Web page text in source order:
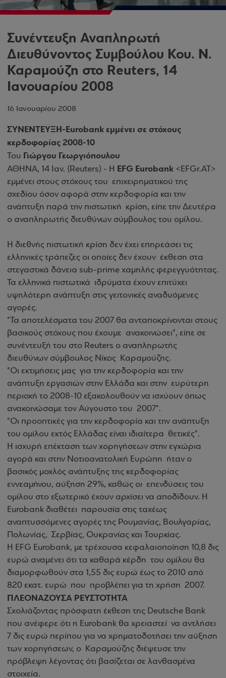
Συνέντευξη Αναπληρωτή
Διευθύνοντος Συμβούλου Κου. Ν.
Καραμούζη στο Reuters, 14
Ιανουαρίου 2008
16 Ιανουαρίου 2008
ΣΥΝΕΝΤΕΥΞΗ-Eurobank εμμένει σε στόχους
κερδοφορίας 2008-10
Του Γιώργου Γεωργιόπουλου
ΑΘΗΝΑ, 14 Ιαν. (Reuters) - H EFG Eurobank <EFGr.AT>
εμμένει στους στόχους του επιχειρηματικού της
σχεδίου όσον αφορά στην κερδοφορία και την
ανάπτυξη παρά την πιστωτική κρίση, είπε την Δευτέρα
ο αναπληρωτής διευθύνων σύμβουλος του ομίλου.
Η διεθνής πιστωτική κρίση δεν έχει επηρεάσει τις
ελληνικές τράπεζες οι οποίες δεν έχουν έκθεση στα
στεγαστικά δάνεια sub-prime χαμηλής φερεγγυότητας.
Τα ελληνικά πιστωτικά ιδρύματα έχουν επιτύχει
υψηλότερη ανάπτυξη στις γειτονικές αναδυόμενες
αγορές.
"Τα αποτελέσματα του 2007 θα ανταποκρίνονται στους
βασικούς στόχους που έχουμε ανακοινώσει", είπε σε
συνέντευξή του στο Reuters o αναπληρωτής
διευθύνων σύμβουλος Νίκος Καραμούζης.
"Οι εκτιμήσεις μας για την κερδοφορία και την
ανάπτυξη εργασιών στην Ελλάδα και στην ευρύτερη
περιοχή το 2008-10 εξακολουθούν να ισχύουν όπως
ανακοινώσαμε τον Αύγουστο του 2007".
"Οι προοπτικές για την κερδοφορία και την ανάπτυξη
του ομίλου εκτός Ελλάδας είναι ιδιαίτερα θετικές".
Η ισχυρή επέκταση των χορηγήσεων στην εγχώρια
αγορά και στην Νοτιοανατολική Ευρώπη ήταν ο
βασικός μοχλός ανάπτυξης της κερδοφορίας
εννεαμήνου, αύξηση 29%, καθώς οι επενδύσεις του
ομίλου στο εξωτερικό έχουν αρχίσει να αποδίδουν. Η
Eurobank διαθέτει παρουσία στις ταχέως
αναπτυσσόμενες αγορές της Ρουμανίας, Βουλγαρίας,
Πολωνίας, Σερβίας, Ουκρανίας και Τουρκίας.
Η EFG Eurobank, με τρέχουσα κεφαλαιοποίηση 10,8 δις
ευρώ αναμένει ότι τα καθαρά κέρδη του ομίλου θα
διαμορφωθούν στα 1,55 δις ευρώ έως το 2010 από
820 εκατ. ευρώ που προβλέπει για τη χρήση 2007.
ΠΛΕΟΝΑΖΟΥΣΑ ΡΕΥΣΤΟΤΗΤΑ
Σχολιάζοντας πρόσφατη έκθεση της Deutsche Bank
που ανέφερε ότι η Eurobank θα χρειαστεί να αντλήσει
7 δις ευρώ περίπου για να χρηματοδοτήσει την αύξηση
των χορηγήσεων, ο Καραμούζης διέψευσε την
πρόβλεψη λέγοντας ότι βασίζεται σε λανθασμένα
στοιχεία.